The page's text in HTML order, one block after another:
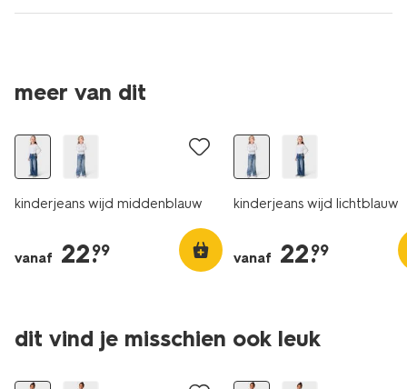
meer van dit
kinderjeans wijd middenblauw
vanaf 22.
99
kinderjeans wijd lichtblauw
vanaf 22.
99
dit vind je misschien ook leuk
nieuw nieuw